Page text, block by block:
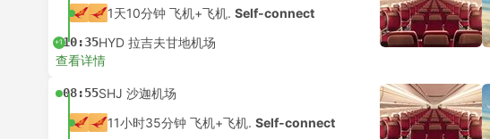
1天10分钟 飞机+飞机. Self-connect
+110:35HYD 拉吉夫甘地机场
查看详情
08:55SHJ 沙迦机场
11小时35分钟 飞机+飞机. Self-connect